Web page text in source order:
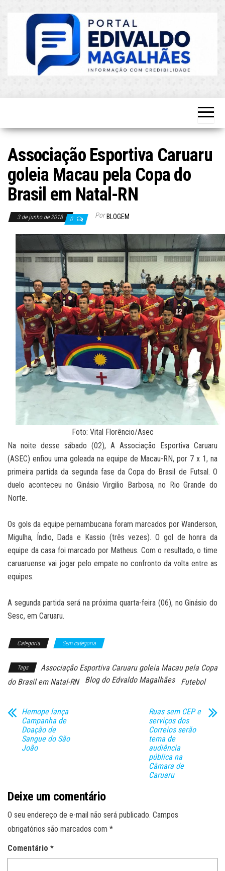
Atualizado!
Associação Esportiva Caruaru
goleia Macau pela Copa do
Brasil em Natal-RN
3 de junho de 2018 0 Por BLOGEM
Foto: Vital Florêncio/Asec
Na noite desse sábado (02), A Associação Esportiva Caruaru
(ASEC) enfiou uma goleada na equipe de Macau-RN, por 7 x 1, na
primeira partida da segunda fase da Copa do Brasil de Futsal. O
duelo aconteceu no Ginásio Virgilio Barbosa, no Rio Grande do
Norte.
Os gols da equipe pernambucana foram marcados por Wanderson,
Migulha, Índio, Dada e Kassio (três vezes). O gol de honra da
equipe da casa foi marcado por Matheus. Com o resultado, o time
caruaruense vai jogar pelo empate no confronto da volta entre as
equipes.
A segunda partida será na próxima quarta-feira (06), no Ginásio do
Sesc, em Caruaru.
Categoria Sem categoria
Tags
Associação Esportiva Caruaru goleia Macau pela Copa
do Brasil em Natal-RN
Blog do Edvaldo Magalhães Futebol
Hemope lança
Campanha de
Doação de
Sangue do São
João
Ruas sem CEP e
serviços dos
Correios serão
tema de
audiência
pública na
Câmara de
Caruaru
Deixe um comentário
O seu endereço de e-mail não será publicado. Campos
obrigatórios são marcados com *
Comentário *